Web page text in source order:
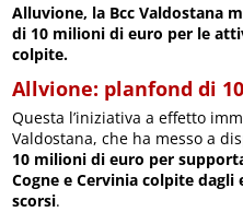
Alluvione, la Bcc Valdostana
di 10 milioni di euro per le
colpite.
Allvione: planfond di
Questa l’iniziativa a effetto
Valdostana, che ha messo a
10 milioni di euro per
Cogne e Cervinia colpite
scorsi.